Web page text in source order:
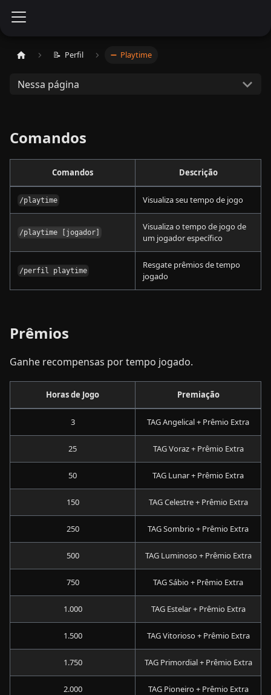
📝 ​ Perfil ➖ ​ Playtime
Nessa página
Comandos
Comandos Descrição
/playtime Visualiza seu tempo de jogo
/playtime [jogador]
Visualiza o tempo de jogo de
um jogador específico
/perfil playtime
Resgate prêmios de tempo
jogado
Prêmios
Ganhe recompensas por tempo jogado.
Horas de Jogo Premiação
3 TAG Angelical + Prêmio Extra
25 TAG Voraz + Prêmio Extra
50 TAG Lunar + Prêmio Extra
150 TAG Celestre + Prêmio Extra
250 TAG Sombrio + Prêmio Extra
500 TAG Luminoso + Prêmio Extra
750 TAG Sábio + Prêmio Extra
1.000 TAG Estelar + Prêmio Extra
1.500 TAG Vitorioso + Prêmio Extra
1.750 TAG Primordial + Prêmio Extra
2.000 TAG Pioneiro + Prêmio Extra